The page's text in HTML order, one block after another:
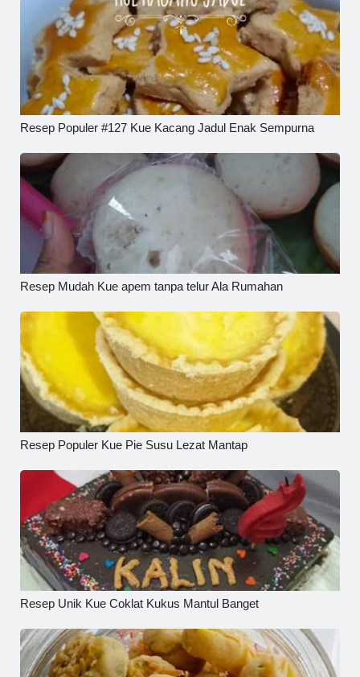
Resep Populer #127 Kue Kacang Jadul Enak Sempurna
Resep Mudah Kue apem tanpa telur Ala Rumahan
Resep Populer Kue Pie Susu Lezat Mantap
Resep Unik Kue Coklat Kukus Mantul Banget